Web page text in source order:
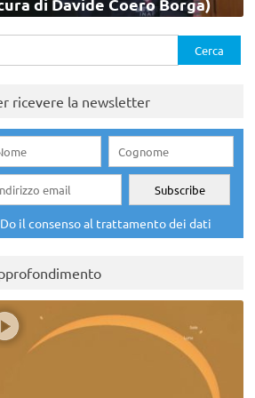
ricevere la newsletter
Do il consenso al trattamento dei dati